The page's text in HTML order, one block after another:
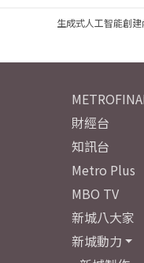
生成式人工智能創
財經台
知訊台
Metro Plus
MBO TV
新城八大家
新城動力